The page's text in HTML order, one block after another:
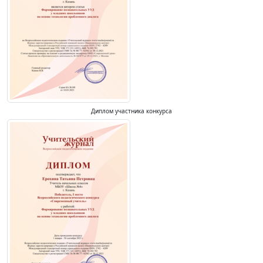
Диплом участника конкурса